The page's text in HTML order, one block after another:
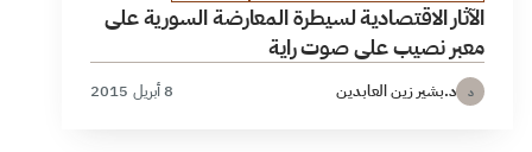
الآثار الاقتصادية لسيطرة المعارضة السورية على
معبر نصيب على صوت راية
د د.بشير زين العابدين 8 أبريل 2015